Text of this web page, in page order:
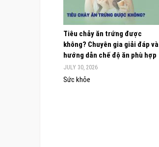
Tiêu chảy ăn trứng được
không? Chuyên gia giải đáp và
hướng dẫn chế độ ăn phù hợp
JULY 30, 2026
Sức khỏe